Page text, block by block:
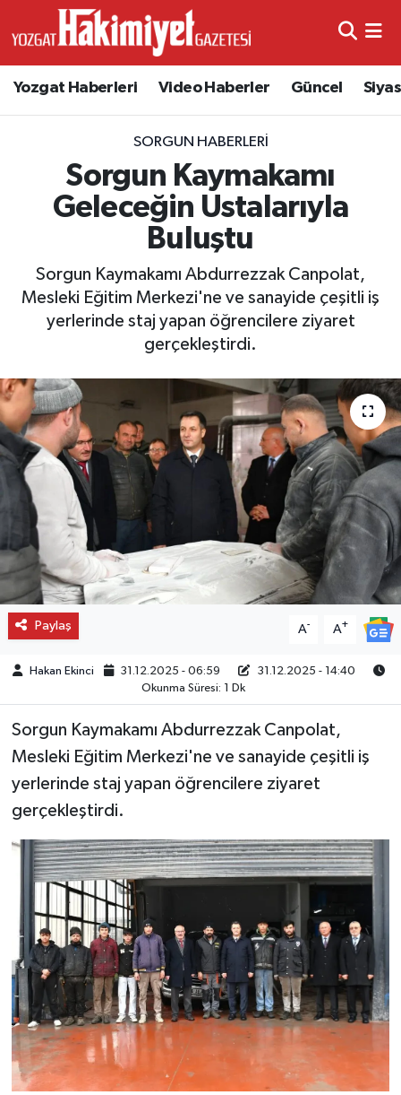
Yozgat Haberleri Video Haberler Güncel
SORGUN HABERLERI
Sorgun Kaymakamı
Geleceğin Ustalarıyla
Buluştu
Sorgun Kaymakamı Abdurrezzak Canpolat,
Mesleki Eğitim Merkezi'ne ve sanayide çeşitli iş
yerlerinde staj yapan öğrencilere ziyaret
gerçekleştirdi.
Paylaş A- A+
Hakan Ekinci 31.12.2025 - 06:59
31.12.2025 - 14:40
Okunma Süresi: 1 Dk
Sorgun Kaymakamı Abdurrezzak Canpolat,
Mesleki Eğitim Merkezi'ne ve sanayide çeşitli iş
yerlerinde staj yapan öğrencilere ziyaret
gerçekleştirdi.